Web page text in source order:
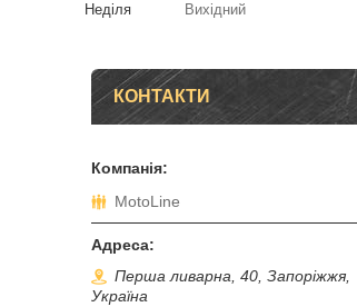
Неділя
Вихідний
КОНТАКТИ
MotoLine
Перша ливарна, 40, Запоріжжя,
Україна